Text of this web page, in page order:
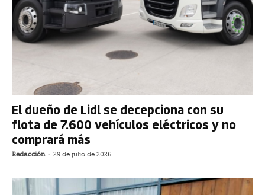
El dueño de Lidl se decepciona con su
flota de 7.600 vehículos eléctricos y no
comprará más
Redacción - 29 de julio de 2026